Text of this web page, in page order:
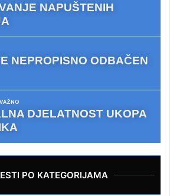
NAPUŠTENIH
NEPROPISNO ODBAČEN
VAŽNO
DJELATNOST UKOPA
PO KATEGORIJAMA